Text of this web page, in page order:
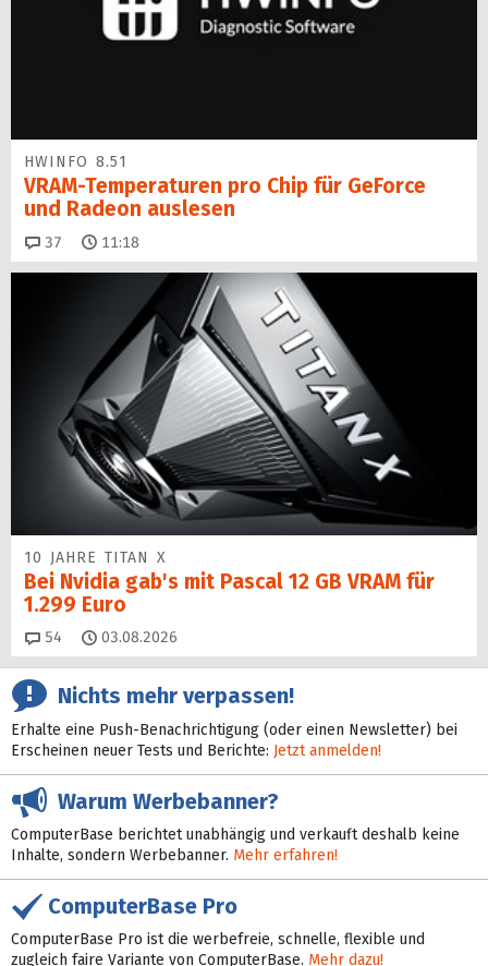
HWINFO 8.51
VRAM-Temperaturen pro Chip für GeForce
und Radeon auslesen
37 Kommentare
11:18
10 JAHRE TITAN X
Bei Nvidia gab's mit Pascal 12 GB VRAM für
1.299 Euro
54 Kommentare
03.08.2026
Nichts mehr verpassen!
Erhalte eine Push-Benachrichtigung (oder einen Newsletter) bei
Erscheinen neuer Tests und Berichte: Jetzt anmelden!
Warum Werbebanner?
ComputerBase berichtet unabhängig und verkauft deshalb keine
Inhalte, sondern Werbebanner. Mehr erfahren!
ComputerBase Pro
ComputerBase Pro ist die werbefreie, schnelle, flexible und
zugleich faire Variante von ComputerBase. Mehr dazu!